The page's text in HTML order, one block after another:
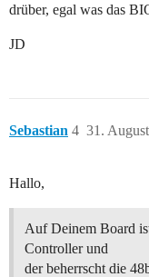
drüber, egal was das
JD
Sebastian 31.
4
Hallo,
Auf Deinem Board
Controller und
der beherrscht die